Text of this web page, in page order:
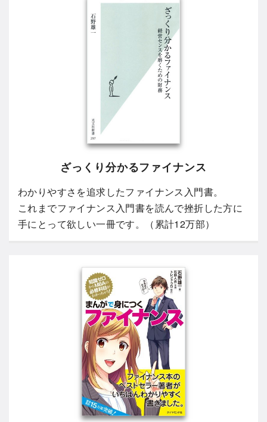
ざっくり分かるファイナンス
わかりやすさを追求したファイナンス入門書。
これまでファイナンス入門書を読んで挫折した方に
手にとって欲しい一冊です。（累計12万部）